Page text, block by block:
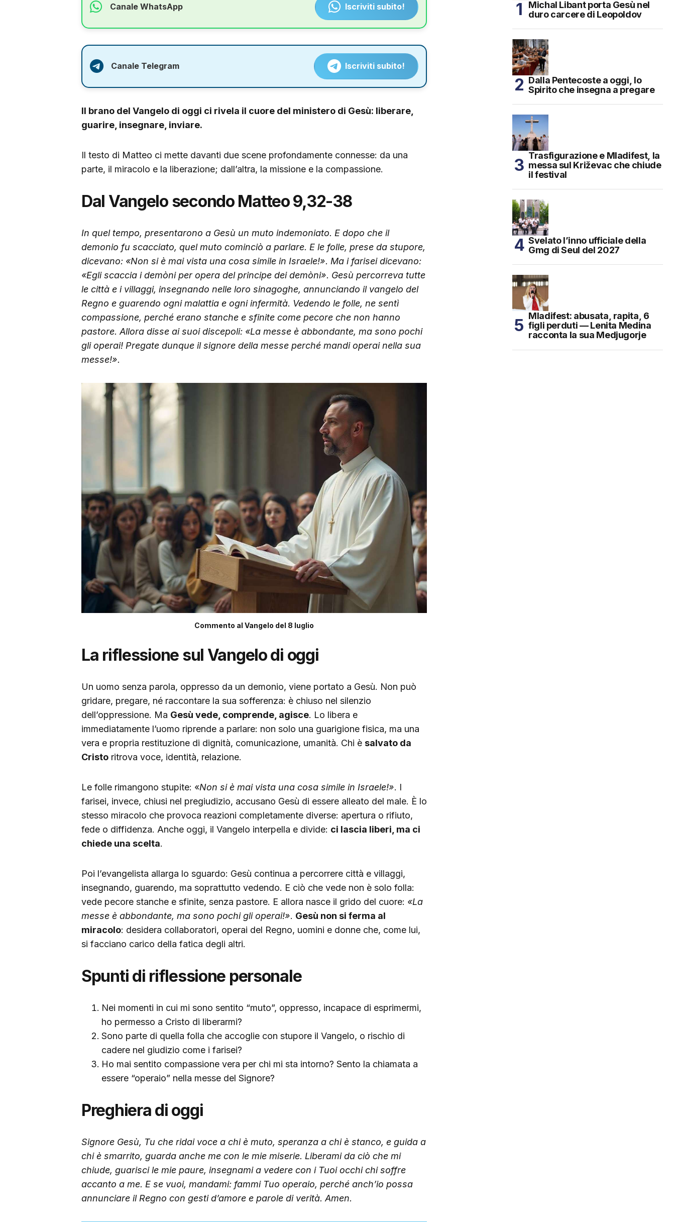
Canale WhatsApp Iscriviti subito!
Canale Telegram Iscriviti subito!
Il brano del Vangelo di oggi ci rivela il cuore del ministero di Gesù: liberare,
guarire, insegnare, inviare.
Il testo di Matteo ci mette davanti due scene profondamente connesse: da una
parte, il miracolo e la liberazione; dall’altra, la missione e la compassione.
Dal Vangelo secondo Matteo 9,32-38
In quel tempo, presentarono a Gesù un muto indemoniato. E dopo che il
demonio fu scacciato, quel muto cominciò a parlare. E le folle, prese da stupore,
dicevano: «Non si è mai vista una cosa simile in Israele!». Ma i farisei dicevano:
«Egli scaccia i demòni per opera del principe dei demòni». Gesù percorreva tutte
le città e i villaggi, insegnando nelle loro sinagoghe, annunciando il vangelo del
Regno e guarendo ogni malattia e ogni infermità. Vedendo le folle, ne sentì
compassione, perché erano stanche e sfinite come pecore che non hanno
pastore. Allora disse ai suoi discepoli: «La messe è abbondante, ma sono pochi
gli operai! Pregate dunque il signore della messe perché mandi operai nella sua
messe!».
Commento al Vangelo del 8 luglio
La riflessione sul Vangelo di oggi
Un uomo senza parola, oppresso da un demonio, viene portato a Gesù. Non può
gridare, pregare, né raccontare la sua sofferenza: è chiuso nel silenzio
dell’oppressione. Ma Gesù vede, comprende, agisce. Lo libera e
immediatamente l’uomo riprende a parlare: non solo una guarigione fisica, ma una
vera e propria restituzione di dignità, comunicazione, umanità. Chi è salvato da
Cristo ritrova voce, identità, relazione.
Le folle rimangono stupite: «Non si è mai vista una cosa simile in Israele!». I
farisei, invece, chiusi nel pregiudizio, accusano Gesù di essere alleato del male. È lo
stesso miracolo che provoca reazioni completamente diverse: apertura o rifiuto,
fede o diffidenza. Anche oggi, il Vangelo interpella e divide: ci lascia liberi, ma ci
chiede una scelta.
Poi l’evangelista allarga lo sguardo: Gesù continua a percorrere città e villaggi,
insegnando, guarendo, ma soprattutto vedendo. E ciò che vede non è solo folla:
vede pecore stanche e sfinite, senza pastore. E allora nasce il grido del cuore: «La
messe è abbondante, ma sono pochi gli operai!». Gesù non si ferma al
miracolo: desidera collaboratori, operai del Regno, uomini e donne che, come lui,
si facciano carico della fatica degli altri.
Spunti di riflessione personale
Nei momenti in cui mi sono sentito “muto”, oppresso, incapace di esprimermi,
ho permesso a Cristo di liberarmi?
Sono parte di quella folla che accoglie con stupore il Vangelo, o rischio di
cadere nel giudizio come i farisei?
Ho mai sentito compassione vera per chi mi sta intorno? Sento la chiamata a
essere “operaio” nella messe del Signore?
Preghiera di oggi
Signore Gesù, Tu che ridai voce a chi è muto, speranza a chi è stanco, e guida a
chi è smarrito, guarda anche me con le mie miserie. Liberami da ciò che mi
chiude, guarisci le mie paure, insegnami a vedere con i Tuoi occhi chi soffre
accanto a me. E se vuoi, mandami: fammi Tuo operaio, perché anch’io possa
annunciare il Regno con gesti d’amore e parole di verità.Amen.
Michal Libant porta Gesù nel
duro carcere di Leopoldov
Dalla Pentecoste a oggi, lo
Spirito che insegna a pregare
Trasfigurazione e Mladifest, la
messa sul Križevac che chiude
il festival
Svelato l’inno ufficiale della
Gmg di Seul del 2027
Mladifest: abusata, rapita, 6
figli perduti — Lenita Medina
racconta la sua Medjugorje